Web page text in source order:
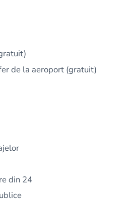
de la aeroport (gratuit)
din 24